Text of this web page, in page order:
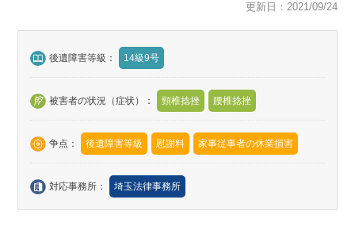
更新日：2021/09/24
後遺障害等級： 14級9号
被害者の状況（症状）： 頸椎捻挫 腰椎捻挫
争点： 後遺障害等級 慰謝料 家事従事者の休業損害
対応事務所： 埼玉法律事務所